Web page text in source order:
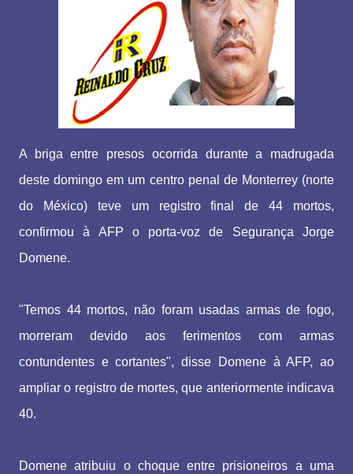
A briga entre presos ocorrida durante a madrugada
deste domingo em um centro penal de Monterrey (norte
do México) teve um registro final de 44 mortos,
confirmou à AFP o porta-voz de Segurança Jorge
Domene.
"Temos 44 mortos, não foram usadas armas de fogo,
morreram devido aos ferimentos com armas
contundentes e cortantes", disse Domene à AFP, ao
ampliar o registro de mortes, que anteriormente indicava
40.
Domene atribuiu o choque entre prisioneiros a uma